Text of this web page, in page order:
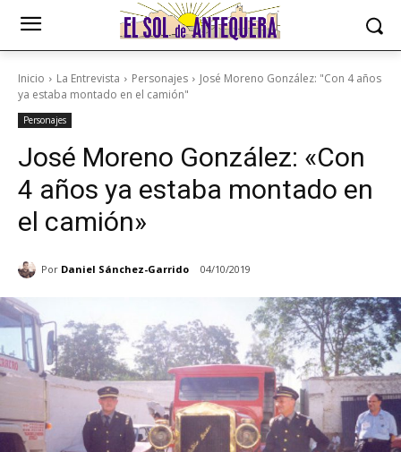
Inicio La Entrevista Personajes
José Moreno González: "Con 4 años
ya estaba montado en el camión"
Personajes
José Moreno González: «Con
4 años ya estaba montado en
el camión»
Por Daniel Sánchez-Garrido 04/10/2019